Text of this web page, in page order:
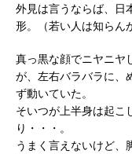
外見は言うならば、日
形。（若い人は知らん
真っ黒な顔でニヤニヤ
が、左右バラバラに、
ず動いていた。
そいつが上半身は起こ
り・・・。
うまく言えないけど、